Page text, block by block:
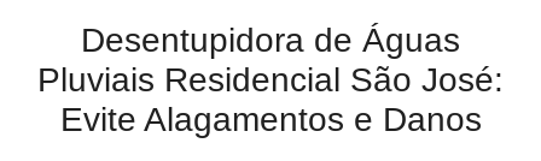
Desentupidora de Águas
Pluviais Residencial São José:
Evite Alagamentos e Danos